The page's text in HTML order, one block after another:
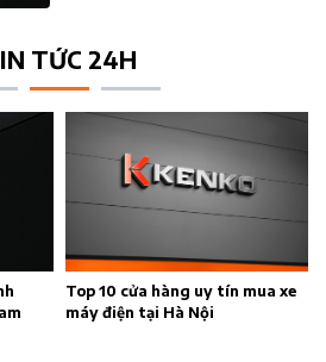
TỨC 24H
Top 10 cửa hàng uy tín mua xe
máy điện tại Hà Nội